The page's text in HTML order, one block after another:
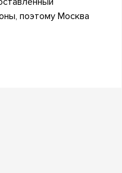
поэтому Москва